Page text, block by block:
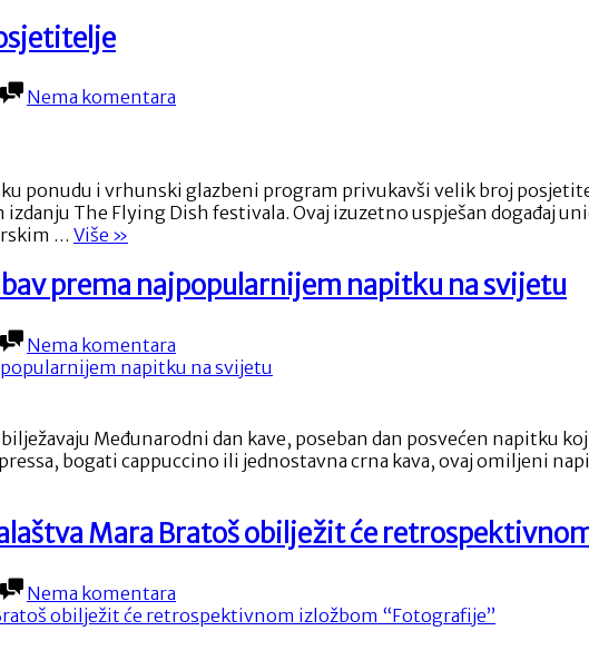
Nema komentara
The
oduševio
posjetitelje
ponudu i vrhunski glazbeni program privukavši velik broj
The Flying Dish festivala. Ovaj izuzetno uspješan događaj
… Više “The
Dish
festival
posjetitelje”
»
prema najpopularnijem napitku na svijetu
Nema komentara
Međunarodni
dan
ljubav
prema
napitku
na
Međunarodni dan kave, poseban dan posvećen napitku
bogati cappuccino ili jednostavna crna kava, ovaj omiljeni
Mara Bratoš obilježit će
Nema komentara
Trideset
godina